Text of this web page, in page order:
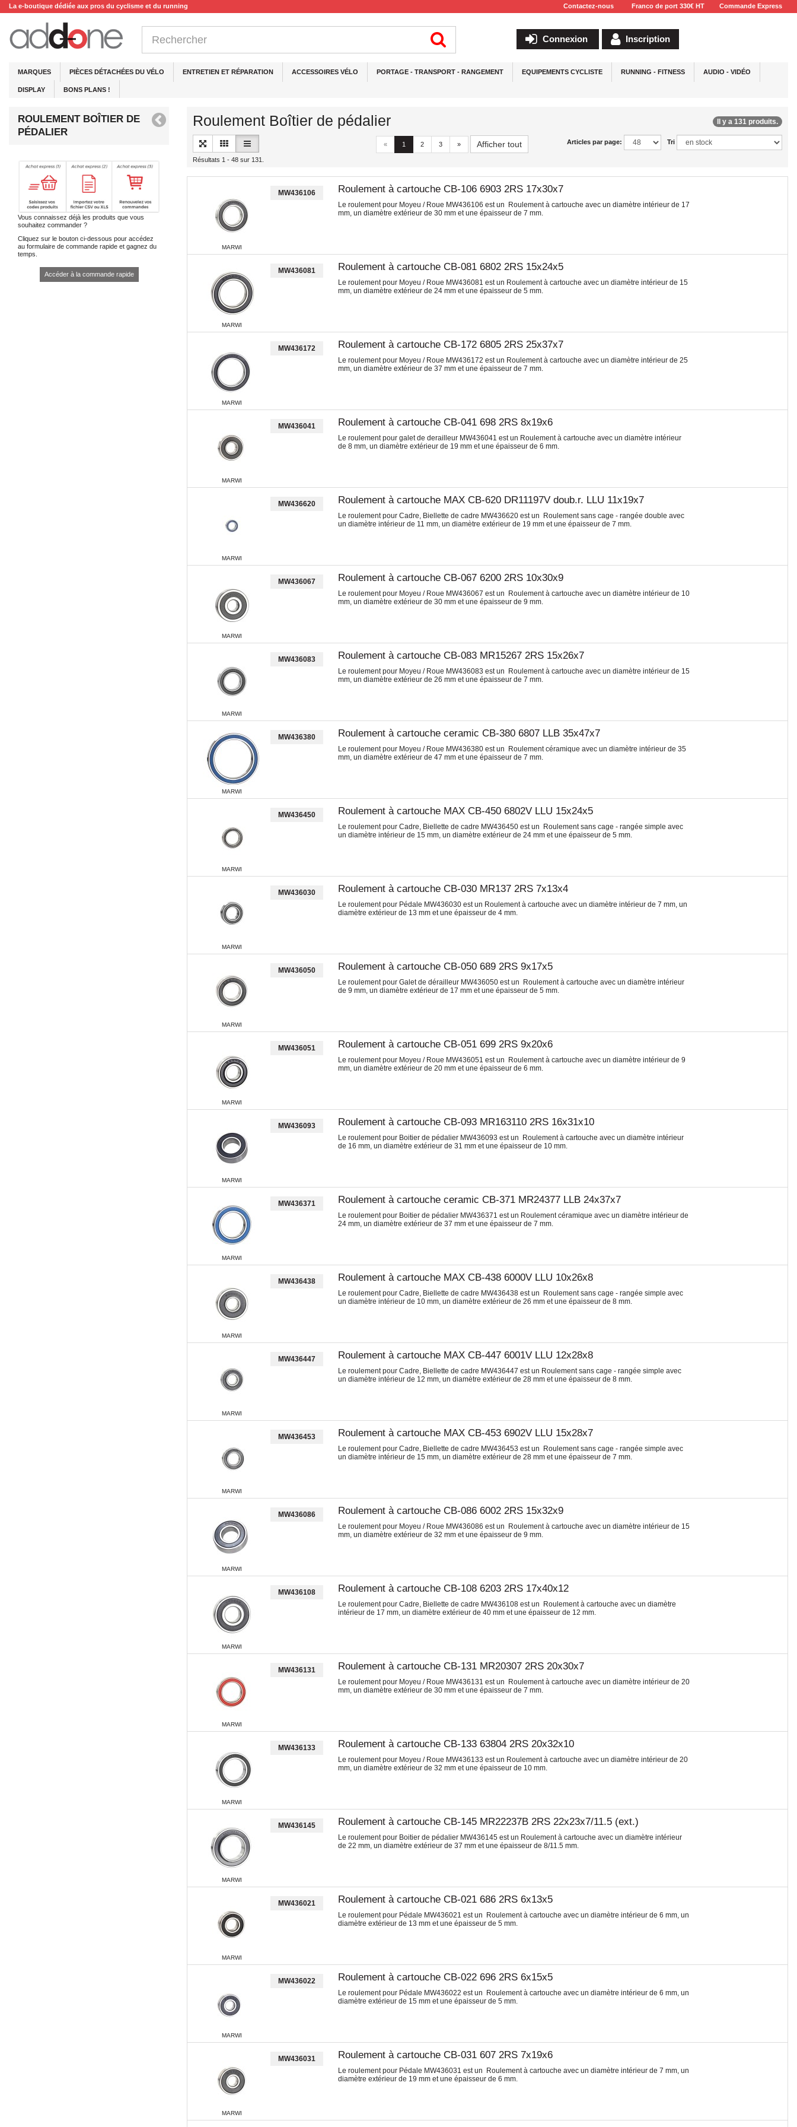
La e-boutique dédiée aux pros du cyclisme et du running Contactez-nous Franco de port 330€ HT Commande Express
Connexion Inscription
MARQUES PIÈCES DÉTACHÉES DU VÉLO ENTRETIEN ET RÉPARATION ACCESSOIRES VÉLO PORTAGE - TRANSPORT - RANGEMENT EQUIPEMENTS CYCLISTE RUNNING - FITNESS AUDIO - VIDÉO
DISPLAY BONS PLANS !
ROULEMENT BOÎTIER DE
PÉDALIER
Vous connaissez déjà les produits que vous
souhaitez commander ?
Cliquez sur le bouton ci-dessous pour accédez
au formulaire de commande rapide et gagnez du
temps.
Accéder à la commande rapide
Roulement Boîtier de pédalier Il y a 131 produits.
Tri
Articles par page:
« 1 2 3 » Afficher tout
Résultats 1 - 48 sur 131.
MARWI
MW436106 Roulement à cartouche CB-106 6903 2RS 17x30x7
Le roulement pour Moyeu / Roue MW436106 est un Roulement à cartouche avec un diamètre intérieur de 17
mm, un diamètre extérieur de 30 mm et une épaisseur de 7 mm.
MARWI
MW436081 Roulement à cartouche CB-081 6802 2RS 15x24x5
Le roulement pour Moyeu / Roue MW436081 est un Roulement à cartouche avec un diamètre intérieur de 15
mm, un diamètre extérieur de 24 mm et une épaisseur de 5 mm.
MARWI
MW436172 Roulement à cartouche CB-172 6805 2RS 25x37x7
Le roulement pour Moyeu / Roue MW436172 est un Roulement à cartouche avec un diamètre intérieur de 25
mm, un diamètre extérieur de 37 mm et une épaisseur de 7 mm.
MARWI
MW436041 Roulement à cartouche CB-041 698 2RS 8x19x6
Le roulement pour galet de derailleur MW436041 est un Roulement à cartouche avec un diamètre intérieur
de 8 mm, un diamètre extérieur de 19 mm et une épaisseur de 6 mm.
MARWI
MW436620 Roulement à cartouche MAX CB-620 DR11197V doub.r. LLU 11x19x7
Le roulement pour Cadre, Biellette de cadre MW436620 est un Roulement sans cage - rangée double avec
un diamètre intérieur de 11 mm, un diamètre extérieur de 19 mm et une épaisseur de 7 mm.
MARWI
MW436067 Roulement à cartouche CB-067 6200 2RS 10x30x9
Le roulement pour Moyeu / Roue MW436067 est un Roulement à cartouche avec un diamètre intérieur de 10
mm, un diamètre extérieur de 30 mm et une épaisseur de 9 mm.
MARWI
MW436083 Roulement à cartouche CB-083 MR15267 2RS 15x26x7
Le roulement pour Moyeu / Roue MW436083 est un Roulement à cartouche avec un diamètre intérieur de 15
mm, un diamètre extérieur de 26 mm et une épaisseur de 7 mm.
MARWI
MW436380 Roulement à cartouche ceramic CB-380 6807 LLB 35x47x7
Le roulement pour Moyeu / Roue MW436380 est un Roulement céramique avec un diamètre intérieur de 35
mm, un diamètre extérieur de 47 mm et une épaisseur de 7 mm.
MARWI
MW436450 Roulement à cartouche MAX CB-450 6802V LLU 15x24x5
Le roulement pour Cadre, Biellette de cadre MW436450 est un Roulement sans cage - rangée simple avec
un diamètre intérieur de 15 mm, un diamètre extérieur de 24 mm et une épaisseur de 5 mm.
MARWI
MW436030 Roulement à cartouche CB-030 MR137 2RS 7x13x4
Le roulement pour Pédale MW436030 est un Roulement à cartouche avec un diamètre intérieur de 7 mm, un
diamètre extérieur de 13 mm et une épaisseur de 4 mm.
MARWI
MW436050 Roulement à cartouche CB-050 689 2RS 9x17x5
Le roulement pour Galet de dérailleur MW436050 est un Roulement à cartouche avec un diamètre intérieur
de 9 mm, un diamètre extérieur de 17 mm et une épaisseur de 5 mm.
MARWI
MW436051 Roulement à cartouche CB-051 699 2RS 9x20x6
Le roulement pour Moyeu / Roue MW436051 est un Roulement à cartouche avec un diamètre intérieur de 9
mm, un diamètre extérieur de 20 mm et une épaisseur de 6 mm.
MARWI
MW436093 Roulement à cartouche CB-093 MR163110 2RS 16x31x10
Le roulement pour Boitier de pédalier MW436093 est un Roulement à cartouche avec un diamètre intérieur
de 16 mm, un diamètre extérieur de 31 mm et une épaisseur de 10 mm.
MARWI
MW436371 Roulement à cartouche ceramic CB-371 MR24377 LLB 24x37x7
Le roulement pour Boitier de pédalier MW436371 est un Roulement céramique avec un diamètre intérieur de
24 mm, un diamètre extérieur de 37 mm et une épaisseur de 7 mm.
MARWI
MW436438 Roulement à cartouche MAX CB-438 6000V LLU 10x26x8
Le roulement pour Cadre, Biellette de cadre MW436438 est un Roulement sans cage - rangée simple avec
un diamètre intérieur de 10 mm, un diamètre extérieur de 26 mm et une épaisseur de 8 mm.
MARWI
MW436447 Roulement à cartouche MAX CB-447 6001V LLU 12x28x8
Le roulement pour Cadre, Biellette de cadre MW436447 est un Roulement sans cage - rangée simple avec
un diamètre intérieur de 12 mm, un diamètre extérieur de 28 mm et une épaisseur de 8 mm.
MARWI
MW436453 Roulement à cartouche MAX CB-453 6902V LLU 15x28x7
Le roulement pour Cadre, Biellette de cadre MW436453 est un Roulement sans cage - rangée simple avec
un diamètre intérieur de 15 mm, un diamètre extérieur de 28 mm et une épaisseur de 7 mm.
MARWI
MW436086 Roulement à cartouche CB-086 6002 2RS 15x32x9
Le roulement pour Moyeu / Roue MW436086 est un Roulement à cartouche avec un diamètre intérieur de 15
mm, un diamètre extérieur de 32 mm et une épaisseur de 9 mm.
MARWI
MW436108 Roulement à cartouche CB-108 6203 2RS 17x40x12
Le roulement pour Cadre, Biellette de cadre MW436108 est un Roulement à cartouche avec un diamètre
intérieur de 17 mm, un diamètre extérieur de 40 mm et une épaisseur de 12 mm.
MARWI
MW436131 Roulement à cartouche CB-131 MR20307 2RS 20x30x7
Le roulement pour Moyeu / Roue MW436131 est un Roulement à cartouche avec un diamètre intérieur de 20
mm, un diamètre extérieur de 30 mm et une épaisseur de 7 mm.
MARWI
MW436133 Roulement à cartouche CB-133 63804 2RS 20x32x10
Le roulement pour Moyeu / Roue MW436133 est un Roulement à cartouche avec un diamètre intérieur de 20
mm, un diamètre extérieur de 32 mm et une épaisseur de 10 mm.
MARWI
MW436145 Roulement à cartouche CB-145 MR22237B 2RS 22x23x7/11.5 (ext.)
Le roulement pour Boitier de pédalier MW436145 est un Roulement à cartouche avec un diamètre intérieur
de 22 mm, un diamètre extérieur de 37 mm et une épaisseur de 8/11.5 mm.
MARWI
MW436021 Roulement à cartouche CB-021 686 2RS 6x13x5
Le roulement pour Pédale MW436021 est un Roulement à cartouche avec un diamètre intérieur de 6 mm, un
diamètre extérieur de 13 mm et une épaisseur de 5 mm.
MARWI
MW436022 Roulement à cartouche CB-022 696 2RS 6x15x5
Le roulement pour Pédale MW436022 est un Roulement à cartouche avec un diamètre intérieur de 6 mm, un
diamètre extérieur de 15 mm et une épaisseur de 5 mm.
MARWI
MW436031 Roulement à cartouche CB-031 607 2RS 7x19x6
Le roulement pour Pédale MW436031 est un Roulement à cartouche avec un diamètre intérieur de 7 mm, un
diamètre extérieur de 19 mm et une épaisseur de 6 mm.